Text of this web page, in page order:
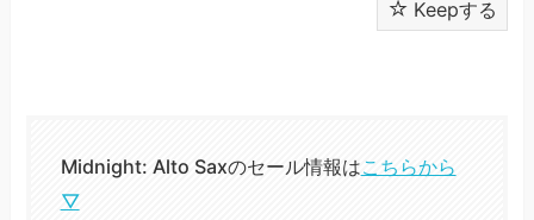
Keepする
Midnight: Alto Saxのセール情報はこちらから
▽